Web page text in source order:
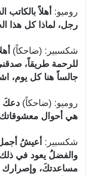
روميو: أهلاً
رجل، لماذا كل هذا
شكسبير: (ضاحكاً)
للرحمة طريقاً،
جالساً هنا كل يوم،
روميو: (ضاحكاً) دعكَ
هي أحوال
شكسبير: أعيشُ أجمل
والفضلُ يعود في
مساعدتكَ،